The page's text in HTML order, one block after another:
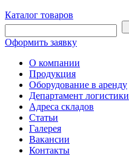
Каталог товаров
Оформить заявку
О компании
Продукция
Оборудование в аренду
Департамент логистики
Адреса складов
Статьи
Галерея
Вакансии
Контакты